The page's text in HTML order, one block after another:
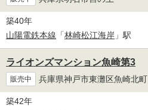
築40年
山陽電鉄本線 「林崎松江海岸 」駅
ライオンズマンション魚崎第3
販売中 兵庫県神戸市東灘区魚崎北町
築42年